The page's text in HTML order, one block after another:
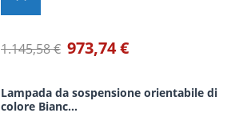
1.145,58 € 973,74 €
Lampada da sospensione orientabile di
colore Bianc...